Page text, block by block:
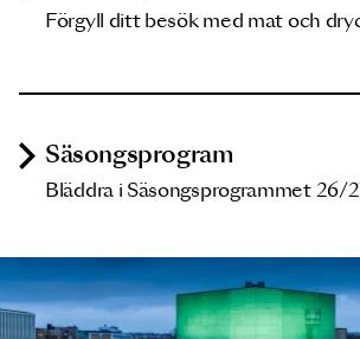
Förgyll ditt besök med mat och
Säsongsprogram
Bläddra i Säsongsprogrammet 26/